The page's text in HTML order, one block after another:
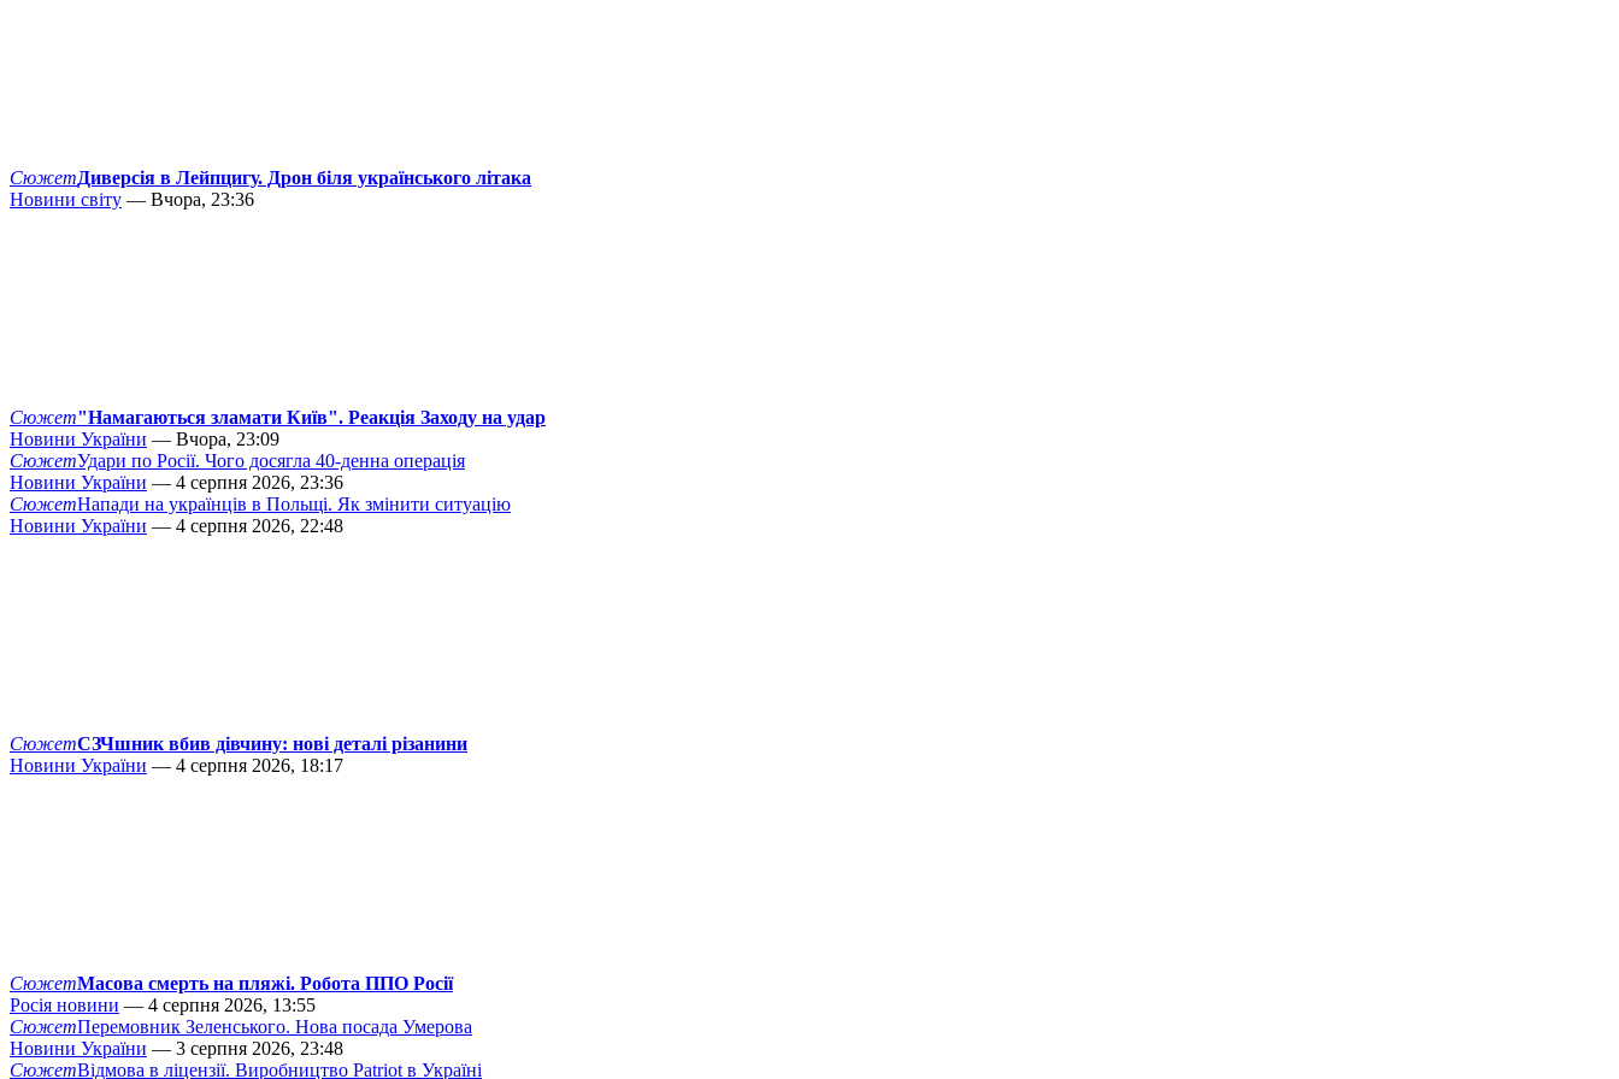
СюжетДиверсія в Лейпцигу. Дрон біля українського літака
Новини світу — Вчора, 23:36
Сюжет"Намагаються зламати Київ". Реакція Заходу на удар
Новини України — Вчора, 23:09
СюжетУдари по Росії. Чого досягла 40-денна операція
Новини України — 4 серпня 2026, 23:36
СюжетНапади на українців в Польщі. Як змінити ситуацію
Новини України — 4 серпня 2026, 22:48
СюжетСЗЧшник вбив дівчину: нові деталі різанини
Новини України — 4 серпня 2026, 18:17
СюжетМасова смерть на пляжі. Робота ППО Росії
Росія новини — 4 серпня 2026, 13:55
СюжетПеремовник Зеленського. Нова посада Умерова
Новини України — 3 серпня 2026, 23:48
СюжетВідмова в ліцензії. Виробництво Patriot в Україні